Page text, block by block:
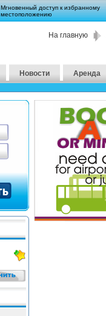
Мгновенный доступ к избранному
местоположению
На главную
Новости Аренда